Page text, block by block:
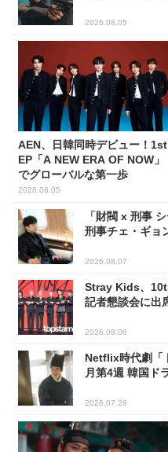
2026.08.05
AEN、日韓同時デビュー！1st
EP「A NEW ERA OF NOW」
でグローバルな第一歩
2026.08.05
「財閥 x 刑事
刑事チェ・ギョ
2026.08.07
Stray Kids、
記者懇談会に出
2026.08.06
Netflix時代劇「
月第4週 韓国ド
2026.07.29